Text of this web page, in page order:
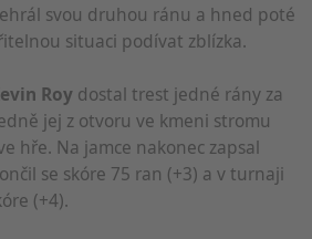
svou druhou ránu a hned poté
situaci podívat zblízka.
Roy dostal trest jedné rány za
jej z otvoru ve kmeni stromu
hře. Na jamce nakonec zapsal
se skóre 75 ran (+3) a v turnaji
(+4).